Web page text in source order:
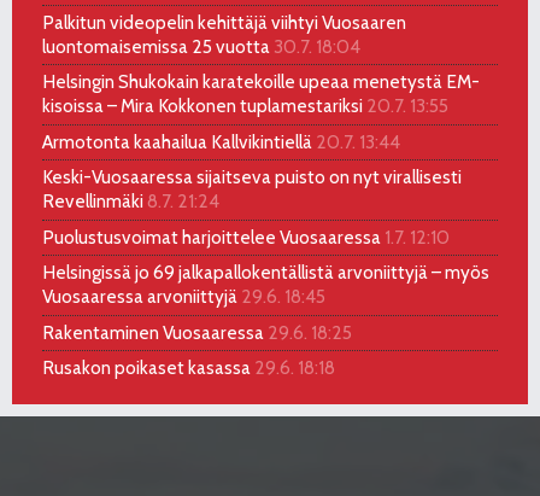
Palkitun videopelin kehittäjä viihtyi Vuosaaren
luontomaisemissa 25 vuotta 30.7. 18:04
Helsingin Shukokain karatekoille upeaa menetystä EM-
kisoissa – Mira Kokkonen tuplamestariksi 20.7. 13:55
Armotonta kaahailua Kallvikintiellä 20.7. 13:44
Keski-Vuosaaressa sijaitseva puisto on nyt virallisesti
Revellinmäki 8.7. 21:24
Puolustusvoimat harjoittelee Vuosaaressa 1.7. 12:10
Helsingissä jo 69 jalkapallokentällistä arvoniittyjä – myös
Vuosaaressa arvoniittyjä 29.6. 18:45
Rakentaminen Vuosaaressa 29.6. 18:25
Rusakon poikaset kasassa 29.6. 18:18